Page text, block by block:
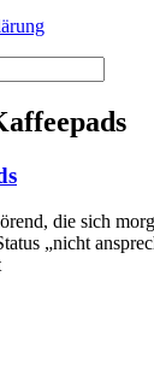
die sich
„nicht